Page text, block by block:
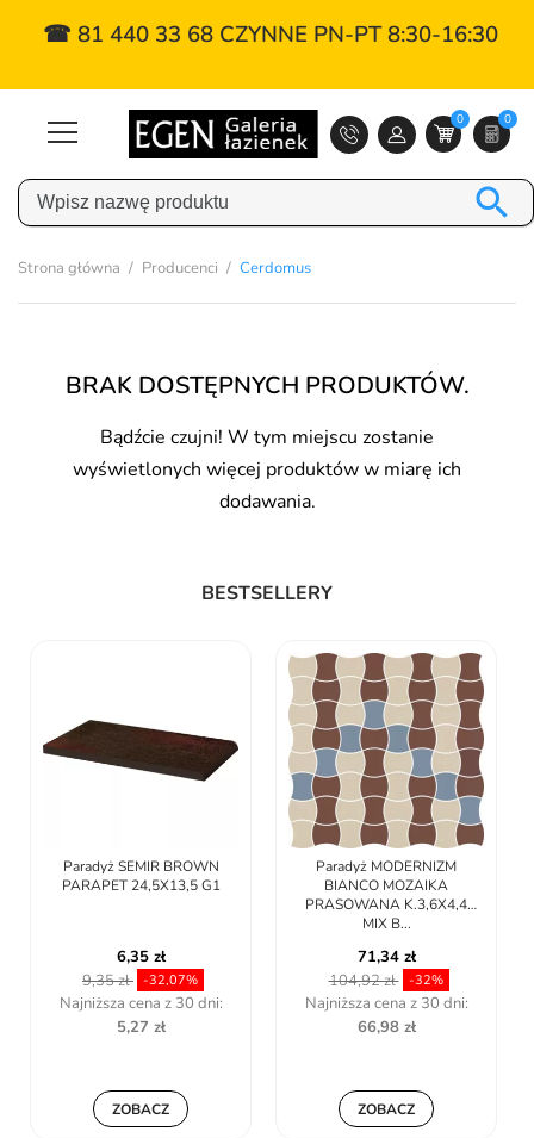
☎ 81 440 33 68 CZYNNE PN-PT 8:30-16:30
0 0

Strona główna Producenci Cerdomus
BRAK DOSTĘPNYCH PRODUKTÓW.
Bądźcie czujni! W tym miejscu zostanie
wyświetlonych więcej produktów w miarę ich
dodawania.
BESTSELLERY
Paradyż SEMIR BROWN
PARAPET 24,5X13,5 G1
6,35 zł
9,35 zł -32,07%
Najniższa cena z 30 dni:
5,27 zł
ZOBACZ
Paradyż MODERNIZM
BIANCO MOZAIKA
PRASOWANA K.3,6X4,4
MIX B...
71,34 zł
104,92 zł
-32%
Najniższa cena z 30 dni:
66,98 zł
ZOBACZ